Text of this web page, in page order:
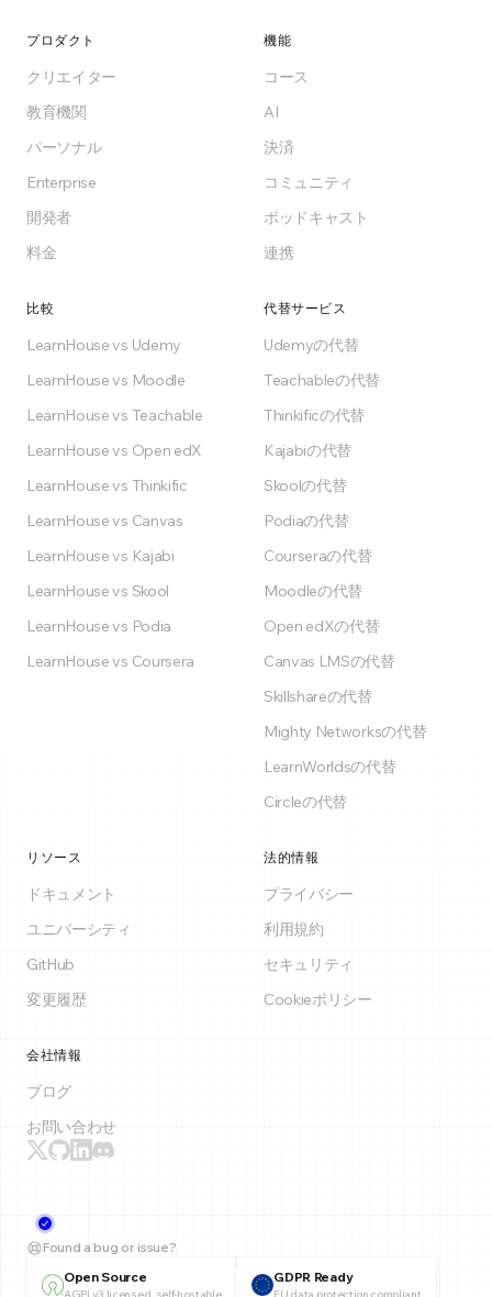
in, no surprises.
Get Started for Free
Free forever on Free plan
プロダクト
クリエイター
教育機関
パーソナル
Enterprise
開発者
料金
機能
コース
AI
決済
コミュニティ
ポッドキャスト
連携
比較
LearnHouse vs Udemy
LearnHouse vs Moodle
LearnHouse vs Teachable
LearnHouse vs Open edX
LearnHouse vs Thinkific
LearnHouse vs Canvas
LearnHouse vs Kajabi
LearnHouse vs Skool
LearnHouse vs Podia
LearnHouse vs Coursera
代替サービス
Udemyの代替
Teachableの代替
Thinkificの代替
Kajabiの代替
Skoolの代替
Podiaの代替
Courseraの代替
Moodleの代替
Open edXの代替
Canvas LMSの代替
Skillshareの代替
Mighty Networksの代替
LearnWorldsの代替
Circleの代替
リソース
ドキュメント
ユニバーシティ
GitHub
変更履歴
法的情報
プライバシー
利用規約
セキュリティ
Cookieポリシー
会社情報
ブログ
お問い合わせ
Found a bug or issue?
Open Source
GDPR Ready